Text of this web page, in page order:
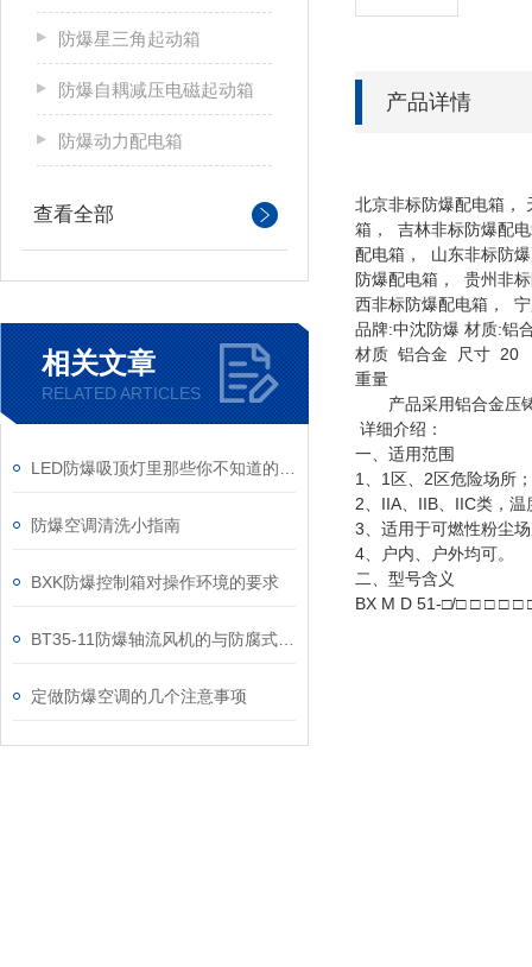
防爆星三角起动箱
防爆自耦减压电磁起动箱
防爆动力配电箱
查看全部
相关文章
RELATED ARTICLES
防爆空调清洗小指南
BXK防爆控制箱对操作环境的要求
定做防爆空调的几个注意事项
产品详情
北京非标防爆配电箱，
箱， 吉林非标防爆配
配电箱， 山东非标防
防爆配电箱， 贵州非
西非标防爆配电箱，
品牌:中沈防爆 材质:铝
材质 铝合金 尺寸 20
重量
产品采用铝合金压铸
详细介绍：
一、适用范围
1、1区、2区危险场所；
2、IIA、IIB、IIC类，
3、适用于可燃性粉尘
4、户内、户外均可。
二、型号含义
BX M D 51-□/□ □ □ □ □